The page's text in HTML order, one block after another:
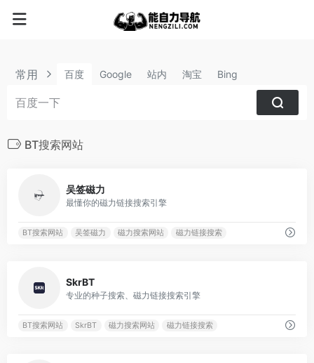
常用 百度 Google 站内 淘宝 Bing
BT搜索网站
吴签磁力
最懂你的磁力链接搜索引擎
BT搜索网站 吴签磁力 磁力搜索网站 磁力链接搜索
SkrBT
专业的种子搜索、磁力链接搜索引擎
BT搜索网站 SkrBT 磁力搜索网站 磁力链接搜索